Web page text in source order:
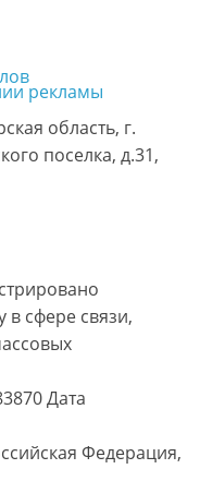
рекламы
область, г.
поселка, д.31,
сфере связи,
Дата
Федерация,